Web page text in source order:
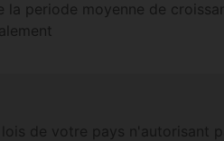
la periode moyenne de